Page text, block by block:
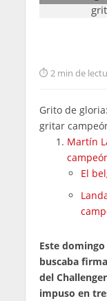
2 min de
Grito de
gritar
Martín
El
Este
buscaba
del
impuso en